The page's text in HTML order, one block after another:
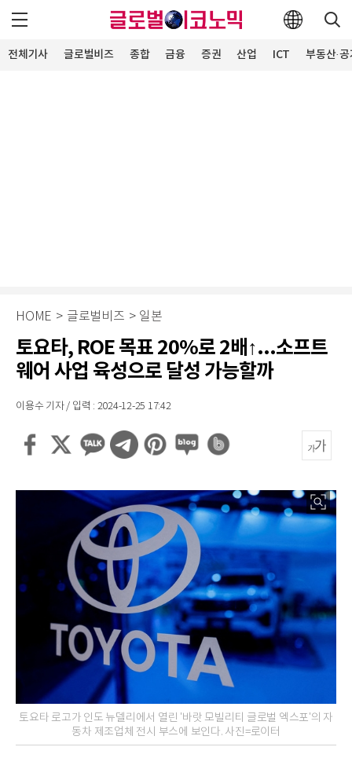
전체기사 글로벌비즈 종합 금융 증권 산업 ICT 부동산·
HOME > 글로벌비즈 > 일본
토요타, ROE 목표 20%로 2배↑...소프트
웨어 사업 육성으로 달성 가능할까
이용수 기자 / 입력 : 2024-12-25 17:42
토요타 로고가 인도 뉴델리에서 열린 '바랏 모빌리티 글로벌 엑스포'의 자
동차 제조업체 전시 부스에 보인다. 사진=로이터